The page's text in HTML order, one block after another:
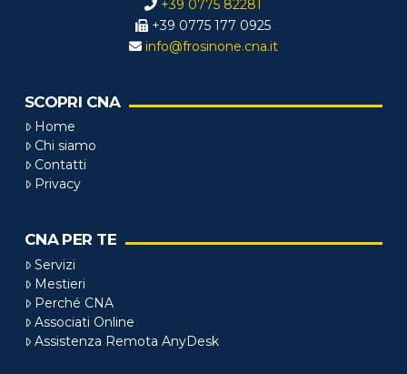
+39 0775 82281
+39 0775 177 0925
info@frosinone.cna.it
SCOPRI CNA
Home
Chi siamo
Contatti
Privacy
CNA PER TE
Servizi
Mestieri
Perché CNA
Associati Online
Assistenza Remota AnyDesk